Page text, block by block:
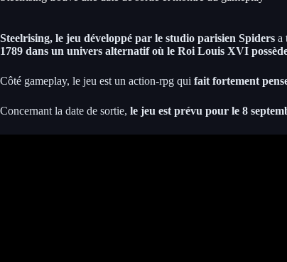
Steelrising, le jeu développé par le studio parisien Spiders a
1789 dans un univers alternatif où le Roi Louis XVI
Côté gameplay, le jeu est un action-rpg qui fait fortement
Concernant la date de sortie, le jeu est prévu pour le 8